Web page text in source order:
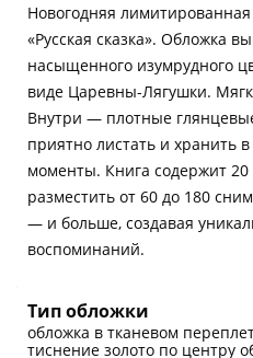
Новогодняя
«Русская сказка». Обложка
насыщенного изумрудного
виде Царевны-Лягушки.
Внутри — плотные
приятно листать и хранить
моменты. Книга содержит 20
разместить от 60 до 180
— и больше, создавая
воспоминаний.
Тип обложки
обложка в тканевом
тиснение золото по центру